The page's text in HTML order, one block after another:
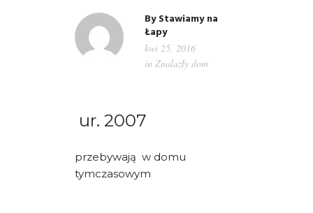
PRZYJACIELE
ByStawiamy na
Łapy
kwi 25, 2016
in Znalazły dom
ur. 2007
przebywają w domu
tymczasowym